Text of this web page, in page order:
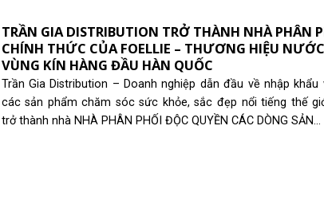
TRẦN GIA DISTRIBUTION TRỞ THÀNH NHÀ PHÂN
CHÍNH THỨC CỦA FOELLIE – THƯƠNG HIỆU
VÙNG KÍN HÀNG ĐẦU HÀN QUỐC
Trần Gia Distribution – Doanh nghiệp dẫn đầu về nhập khẩu
các sản phẩm chăm sóc sức khỏe, sắc đẹp nổi tiếng thế
trở thành nhà NHÀ PHÂN PHỐI ĐỘC QUYỀN CÁC DÒNG SẢN...